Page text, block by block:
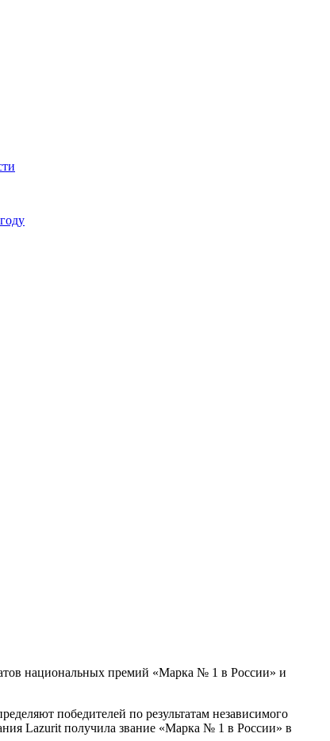
национальных премий «Марка № 1 в России» и
победителей по результатам независимого
Lazurit получила звание «Марка № 1 в России» в